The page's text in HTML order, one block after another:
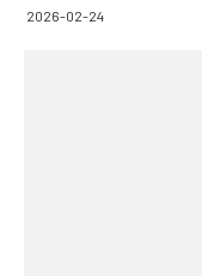
2026-02-24